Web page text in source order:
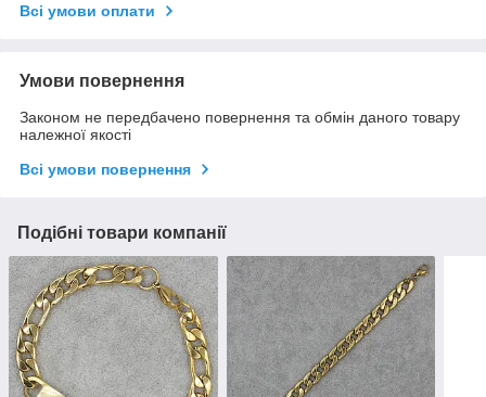
Всі умови оплати
Умови повернення
Законом не передбачено повернення та обмін даного товару
належної якості
Всі умови повернення
Подібні товари компанії